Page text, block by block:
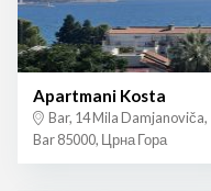
Apartmani Kosta
Bar, 14 Mila Damjanoviča,
Bar 85000, Црна Гора